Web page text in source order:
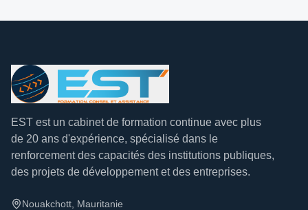
EST est un cabinet de formation continue avec plus
de 20 ans d'expérience, spécialisé dans le
renforcement des capacités des institutions publiques,
des projets de développement et des entreprises.
Nouakchott, Mauritanie